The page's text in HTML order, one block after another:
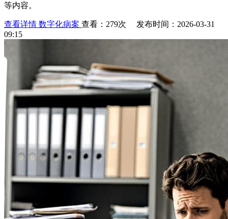
等内容。
查看详情 数字化病案 查看：279次 发布时间：2026-03-31
09:15